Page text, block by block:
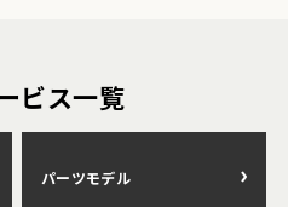
ビス一覧
パーツモデル